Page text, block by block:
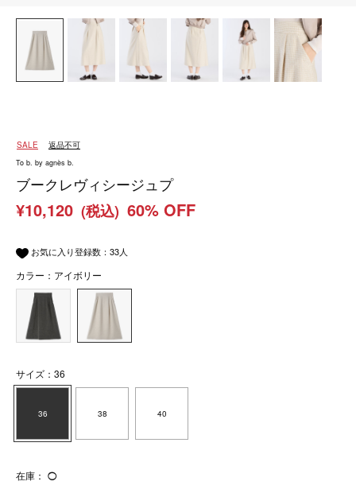
SALE 返品不可
To b. by agnès b.
ブークレヴィシージュプ
¥10,120 (税込) 60% OFF
お気に入り登録数： 33人
カラー：アイボリー
サイズ：36
36 38 40
在庫： ◯